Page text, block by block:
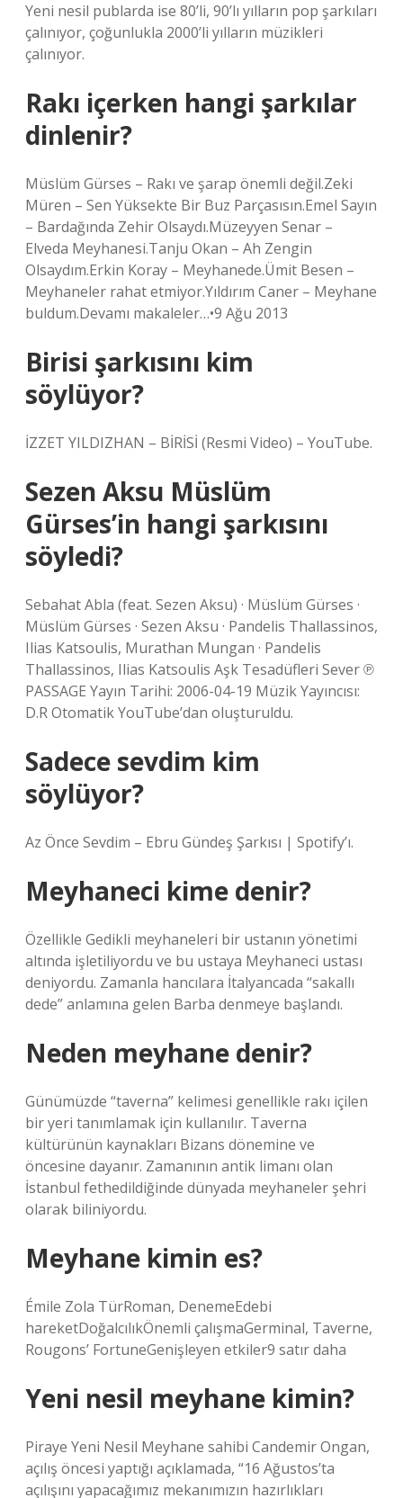
Yeni nesil publarda ise 80’li, 90’lı yılların pop şarkıları
çalınıyor, çoğunlukla 2000’li yılların müzikleri
çalınıyor.
Rakı içerken hangi şarkılar
dinlenir?
Müslüm Gürses – Rakı ve şarap önemli değil.Zeki
Müren – Sen Yüksekte Bir Buz Parçasısın.Emel Sayın
– Bardağında Zehir Olsaydı.Müzeyyen Senar –
Elveda Meyhanesi.Tanju Okan – Ah Zengin
Olsaydım.Erkin Koray – Meyhanede.Ümit Besen –
Meyhaneler rahat etmiyor.Yıldırım Caner – Meyhane
buldum.Devamı makaleler…•9 Ağu 2013
Birisi şarkısını kim
söylüyor?
İZZET YILDIZHAN – BİRİSİ (Resmi Video) – YouTube.
Sezen Aksu Müslüm
Gürses’in hangi şarkısını
söyledi?
Sebahat Abla (feat. Sezen Aksu) · Müslüm Gürses ·
Müslüm Gürses · Sezen Aksu · Pandelis Thallassinos,
Ilias Katsoulis, Murathan Mungan · Pandelis
Thallassinos, Ilias Katsoulis Aşk Tesadüfleri Sever ℗
PASSAGE Yayın Tarihi: 2006-04-19 Müzik Yayıncısı:
D.R Otomatik YouTube’dan oluşturuldu.
Sadece sevdim kim
söylüyor?
Az Önce Sevdim – Ebru Gündeş Şarkısı | Spotify’ı.
Meyhaneci kime denir?
Özellikle Gedikli meyhaneleri bir ustanın yönetimi
altında işletiliyordu ve bu ustaya Meyhaneci ustası
deniyordu. Zamanla hancılara İtalyancada “sakallı
dede” anlamına gelen Barba denmeye başlandı.
Neden meyhane denir?
Günümüzde “taverna” kelimesi genellikle rakı içilen
bir yeri tanımlamak için kullanılır. Taverna
kültürünün kaynakları Bizans dönemine ve
öncesine dayanır. Zamanının antik limanı olan
İstanbul fethedildiğinde dünyada meyhaneler şehri
olarak biliniyordu.
Meyhane kimin es?
Émile Zola TürRoman, DenemeEdebi
hareketDoğalcılıkÖnemli çalışmaGerminal, Taverne,
Rougons’ FortuneGenişleyen etkiler9 satır daha
Yeni nesil meyhane kimin?
Piraye Yeni Nesil Meyhane sahibi Candemir Ongan,
açılış öncesi yaptığı açıklamada, “16 Ağustos’ta
açılışını yapacağımız mekanımızın hazırlıkları